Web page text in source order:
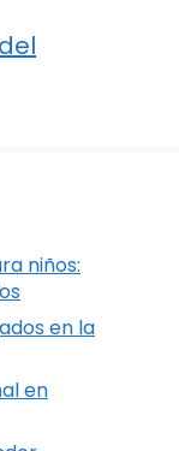
niños:
en la
en